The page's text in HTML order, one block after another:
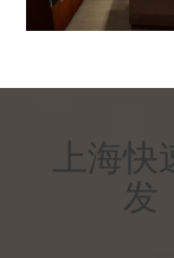
上海
发